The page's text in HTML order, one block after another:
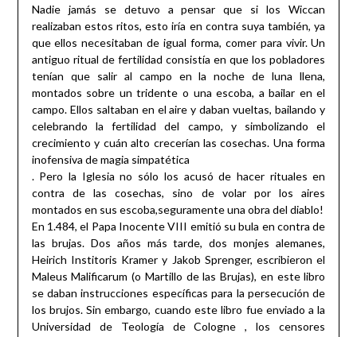
Nadie jamás se detuvo a pensar que si los Wiccan
realizaban estos ritos, esto iría en contra suya también, ya
que ellos necesitaban de igual forma, comer para vivir. Un
antiguo ritual de fertilidad consistía en que los pobladores
tenían que salir al campo en la noche de luna llena,
montados sobre un tridente o una escoba, a bailar en el
campo. Ellos saltaban en el aire y daban vueltas, bailando y
celebrando la fertilidad del campo, y simbolizando el
crecimiento y cuán alto crecerían las cosechas. Una forma
inofensiva de magia simpatética
. Pero la Iglesia no sólo los acusó de hacer rituales en
contra de las cosechas, sino de volar por los aires
montados en sus escoba,seguramente una obra del diablo!
En 1.484, el Papa Inocente VIII emitió su bula en contra de
las brujas. Dos años más tarde, dos monjes alemanes,
Heirich Institoris Kramer y Jakob Sprenger, escribieron el
Maleus Malificarum (o Martillo de las Brujas), en este libro
se daban instrucciones específicas para la persecución de
los brujos. Sin embargo, cuando este libro fue enviado a la
Universidad de Teología de Cologne , los censores